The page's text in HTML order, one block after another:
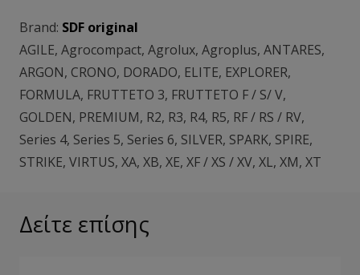
Brand: SDF original
AGILE, Agrocompact, Agrolux, Agroplus, ANTARES,
ARGON, CRONO, DORADO, ELITE, EXPLORER,
FORMULA, FRUTTETO 3, FRUTTETO F / S/ V,
GOLDEN, PREMIUM, R2, R3, R4, R5, RF / RS / RV,
Series 4, Series 5, Series 6, SILVER, SPARK, SPIRE,
STRIKE, VIRTUS, XA, XB, XE, XF / XS / XV, XL, XM, XT
Δείτε επίσης